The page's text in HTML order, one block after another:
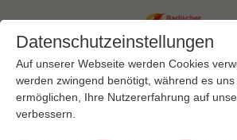
Menü
Datenschutzeinstellungen
Auf unserer Webseite werden Cookies
werden zwingend benötigt, während es
ermöglichen, Ihre Nutzererfahrung auf
verbessern.